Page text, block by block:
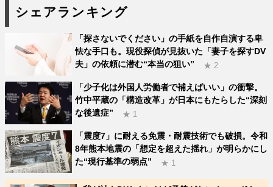
シェアランキング
「探さないでください」の手紙を自作自演する卑
怯な手口も。現役探偵が見抜いた「妻子を探すDV
夫」の依頼に潜む“本当の狙い”
★ 2
「少子化は外国人労働者で補えばいい」の衝撃。
竹中平蔵の「構造改革」が日本にもたらした“深刻
な後遺症”
★ 1
「震度7」に耐える免震・耐震技術でも破損。令和
8年熊本地震の「想定を超えた揺れ」が明らかにし
た“現行基準の弱点”
★ 1